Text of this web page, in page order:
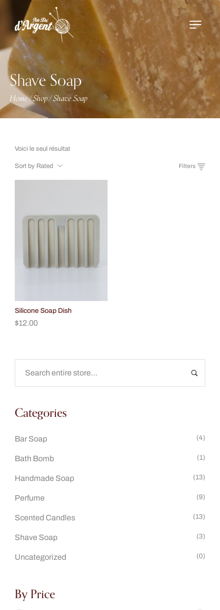
Shave Soap
Home/Shop/Shave Soap
Categories
Bar Soap (4)
Bath Bomb (1)
Handmade Soap (13)
Perfume (9)
Scented Candles (13)
Shave Soap (3)
Uncategorized (0)
By Price
Voici le seul résultat
Sort by Rated Filters
Silicone Soap Dish
$12.00